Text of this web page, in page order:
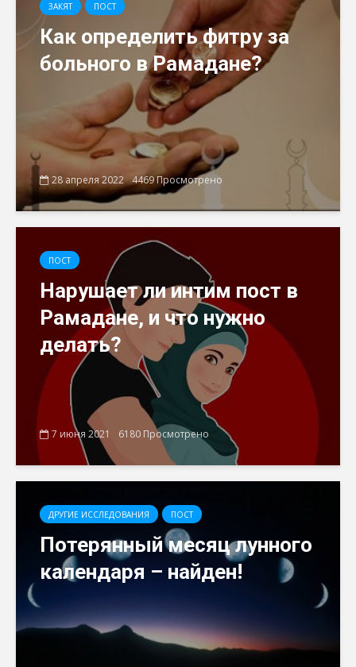
ЗАКЯТ ПОСТ
Как определить фитру за
больного в Рамадане?
28 апреля 2022 4469 Просмотрено
ПОСТ
Нарушает ли интим пост в
Рамадане, и что нужно
делать?
7 июня 2021 6180 Просмотрено
ДРУГИЕ ИССЛЕДОВАНИЯ ПОСТ
Потерянный месяц лунного
календаря – найден!